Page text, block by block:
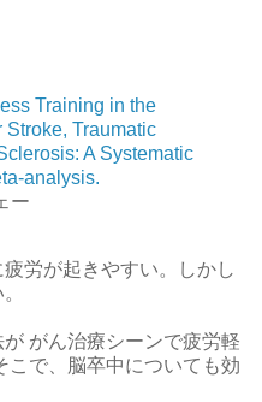
Training in the
Stroke, Traumatic
A Systematic
analysis.
労が起きやすい。しかし
がん治療シーンで疲労軽
こで、脳卒中についても効